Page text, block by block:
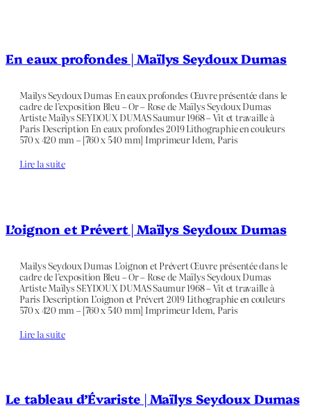
En eaux profondes | Maïlys Seydoux Dumas
Mailys Seydoux Dumas En eaux profondes Œuvre présentée dans le
cadre de l’exposition Bleu – Or – Rose de Maïlys Seydoux Dumas
Artiste Maïlys SEYDOUX DUMAS Saumur 1968 – Vit et travaille à
Paris Description En eaux profondes 2019 Lithographie en couleurs
570 x 420 mm – [760 x 540 mm] Imprimeur Idem, Paris
Lire la suite
L’oignon et Prévert | Maïlys Seydoux Dumas
Mailys Seydoux Dumas L’oignon et Prévert Œuvre présentée dans le
cadre de l’exposition Bleu – Or – Rose de Maïlys Seydoux Dumas
Artiste Maïlys SEYDOUX DUMAS Saumur 1968 – Vit et travaille à
Paris Description L’oignon et Prévert 2019 Lithographie en couleurs
570 x 420 mm – [760 x 540 mm] Imprimeur Idem, Paris
Lire la suite
Le tableau d’Évariste | Maïlys Seydoux Dumas